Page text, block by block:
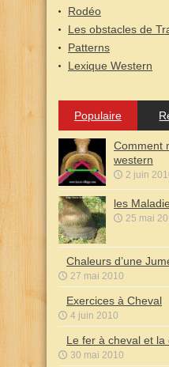
Rodéo
Les obstacles de
Patterns
Lexique Western
Populaire
Comment
western
2 juin
les
25 mai
Chaleurs d’une
27 mai 2010
Exercices à Cheval
4 juin 2010
Le fer à cheval et la
30 mai 2010